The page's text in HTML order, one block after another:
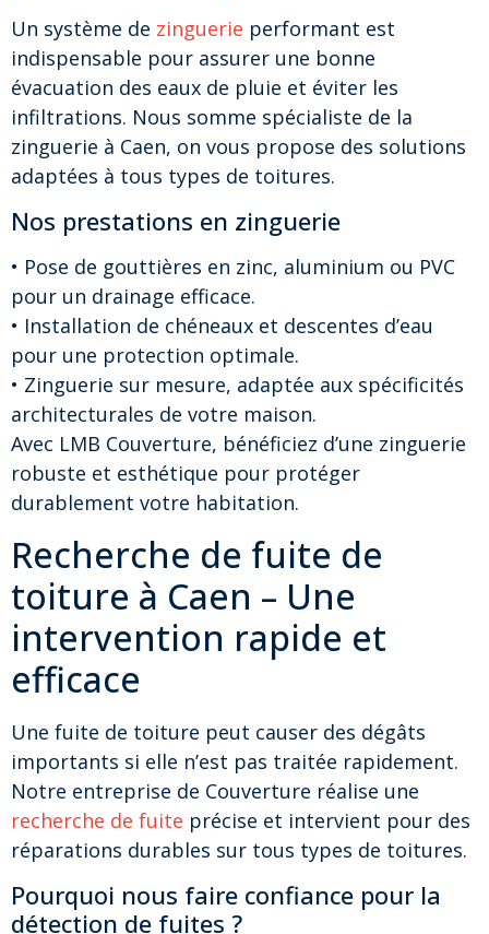
Un système de zinguerie performant est
indispensable pour assurer une bonne
évacuation des eaux de pluie et éviter les
infiltrations. Nous somme spécialiste de la
zinguerie à Caen, on vous propose des solutions
adaptées à tous types de toitures.
Nos prestations en zinguerie
• Pose de gouttières en zinc, aluminium ou PVC
pour un drainage efficace.
• Installation de chéneaux et descentes d’eau
pour une protection optimale.
• Zinguerie sur mesure, adaptée aux spécificités
architecturales de votre maison.
Avec LMB Couverture, bénéficiez d’une zinguerie
robuste et esthétique pour protéger
durablement votre habitation.
Recherche de fuite de
toiture à Caen – Une
intervention rapide et
efficace
Une fuite de toiture peut causer des dégâts
importants si elle n’est pas traitée rapidement.
Notre entreprise de Couverture réalise une
recherche de fuite précise et intervient pour des
réparations durables sur tous types de toitures.
Pourquoi nous faire confiance pour la
détection de fuites ?